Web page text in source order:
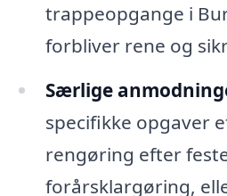
trappeopgange i
forbliver rene og
Særlige
specifikke opgaver
rengøring efter
forårsklargøring,